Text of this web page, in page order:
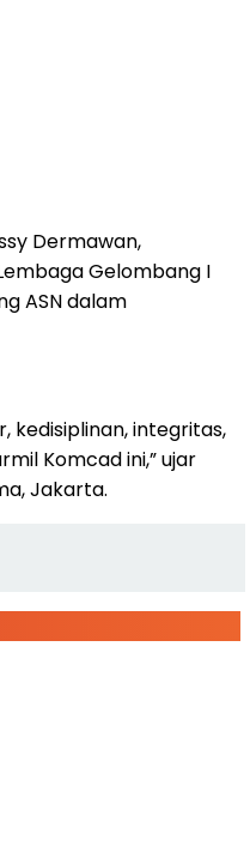
Dermawan,
Gelombang I
ASN dalam
kedisiplinan, integritas,
Komcad ini,” ujar
Jakarta.